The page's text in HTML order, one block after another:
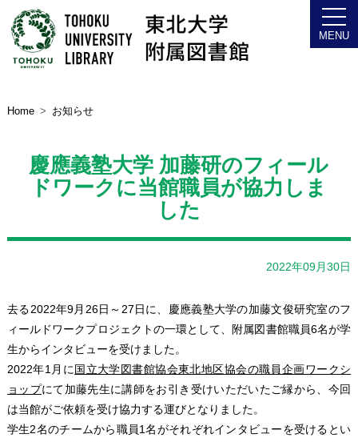
Home お知らせ
慶應義塾大学 加藤研のフィール
ドワークに当館職員が協力しま
した
2022年09月30日
去る2022年9月26日～27日に、慶應義塾大学の加藤文俊研究室のフ
ィールドワークプロジェクトの一環として、附属図書館職員6名が学
生からインタビューを受けました。
2022年1月に国立大学図書館協会東北地区協会の職員企画ワークシ
ョップにて加藤先生に講師をお引き受けいただいたご縁から、今回
は当館がご依頼を受け協力する運びとなりました。
学生2名のチームから職員1名がそれぞれインタビューを受けるとい